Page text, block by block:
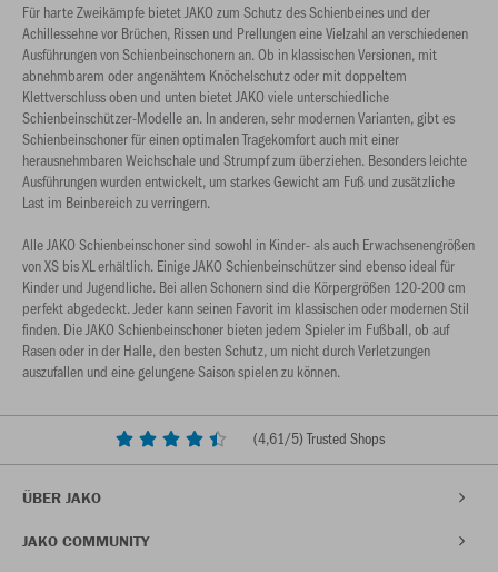
Für harte Zweikämpfe bietet JAKO zum Schutz des Schienbeines und der
Achillessehne vor Brüchen, Rissen und Prellungen eine Vielzahl an verschiedenen
Ausführungen von Schienbeinschonern an. Ob in klassischen Versionen, mit
abnehmbarem oder angenähtem Knöchelschutz oder mit doppeltem
Klettverschluss oben und unten bietet JAKO viele unterschiedliche
Schienbeinschützer-Modelle an. In anderen, sehr modernen Varianten, gibt es
Schienbeinschoner für einen optimalen Tragekomfort auch mit einer
herausnehmbaren Weichschale und Strumpf zum überziehen. Besonders leichte
Ausführungen wurden entwickelt, um starkes Gewicht am Fuß und zusätzliche
Last im Beinbereich zu verringern.
Alle JAKO Schienbeinschoner sind sowohl in Kinder- als auch Erwachsenengrößen
von XS bis XL erhältlich. Einige JAKO Schienbeinschützer sind ebenso ideal für
Kinder und Jugendliche. Bei allen Schonern sind die Körpergrößen 120-200 cm
perfekt abgedeckt. Jeder kann seinen Favorit im klassischen oder modernen Stil
finden. Die JAKO Schienbeinschoner bieten jedem Spieler im Fußball, ob auf
Rasen oder in der Halle, den besten Schutz, um nicht durch Verletzungen
auszufallen und eine gelungene Saison spielen zu können.
(4,61/5) Trusted Shops
ÜBER JAKO
JAKO COMMUNITY